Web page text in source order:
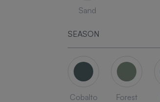
Sand
SEASON
Cobalto Forest